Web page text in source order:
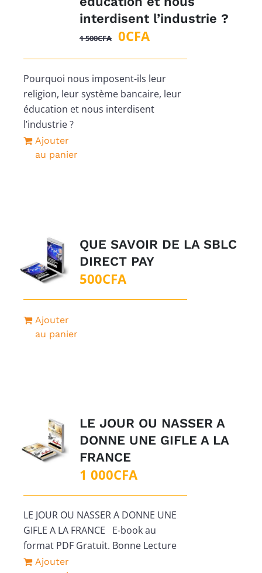
interdisent l’industrie ?
1 500CFA
Le
initial
était :
1
0CFALe
actuel
est :
0CFA.
Pourquoi nous imposent-ils leur
religion, leur système bancaire, leur
éducation et nous interdisent
l’industrie ?
Ajouter
au panier
QUE SAVOIR DE LA SBLC
DIRECT PAY
500CFA
Ajouter
au panier
LE JOUR OU NASSER A
DONNE UNE GIFLE A LA
FRANCE
1 000CFA
LE JOUR OU NASSER A DONNE UNE
GIFLE A LA FRANCE E-book au
format PDF Gratuit. Bonne Lecture
Ajouter